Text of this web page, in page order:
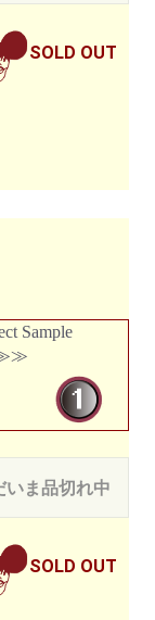
SOLD OUT
Sample
いま品切れ中
SOLD OUT